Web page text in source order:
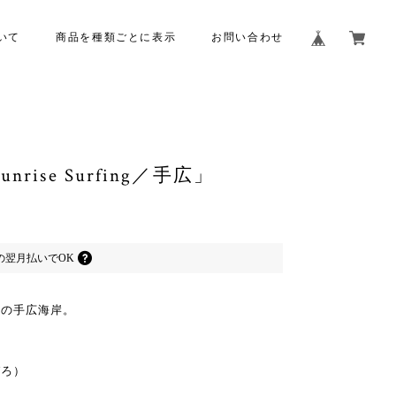
て 商品を種類ごとに表示 お問い合わせ
Surfing／手広」
翌月払いでOK
手広海岸。
）